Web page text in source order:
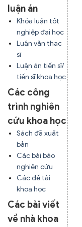
luận án
Khóa luận tốt
nghiệp đại học
Luận văn thạc
sĩ
Luận án tiến sĩ/
tiến sĩ khoa học
Các công
trình nghiên
cứu khoa học
Sách đã xuất
bản
Các bài báo
nghiên cứu
Các đề tài
khoa học
Các bài viết
về nhà khoa